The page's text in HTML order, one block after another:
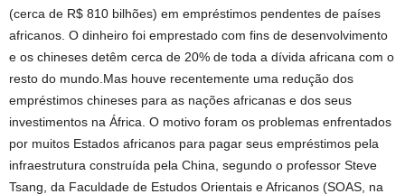
(cerca de R$ 810 bilhões) em empréstimos pendentes de países
africanos. O dinheiro foi emprestado com fins de desenvolvimento
e os chineses detêm cerca de 20% de toda a dívida africana com o
resto do mundo.Mas houve recentemente uma redução dos
empréstimos chineses para as nações africanas e dos seus
investimentos na África. O motivo foram os problemas enfrentados
por muitos Estados africanos para pagar seus empréstimos pela
infraestrutura construída pela China, segundo o professor Steve
Tsang, da Faculdade de Estudos Orientais e Africanos (SOAS, na